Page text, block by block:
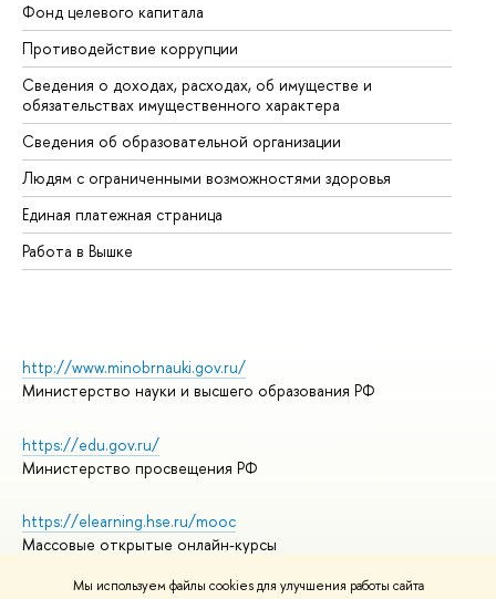
Мы используем файлы cookies для улучшения работы сайта
Фонд целевого капитала
Противодействие коррупции
Сведения о доходах, расходах, об имуществе и
обязательствах имущественного характера
Сведения об образовательной организации
Людям с ограниченными возможностями здоровья
Единая платежная страница
Работа в Вышке
http://www.minobrnauki.gov.ru/
Министерство науки и высшего образования РФ
https://edu.gov.ru/
Министерство просвещения РФ
https://elearning.hse.ru/mooc
Массовые открытые онлайн-курсы